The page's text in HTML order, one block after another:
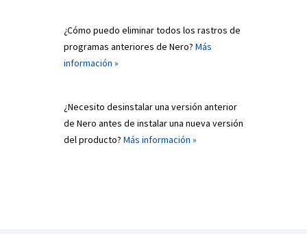
¿Cómo puedo eliminar todos los rastros de
programas anteriores de Nero? Más
información »
¿Necesito desinstalar una versión anterior
de Nero antes de instalar una nueva versión
del producto? Más información »